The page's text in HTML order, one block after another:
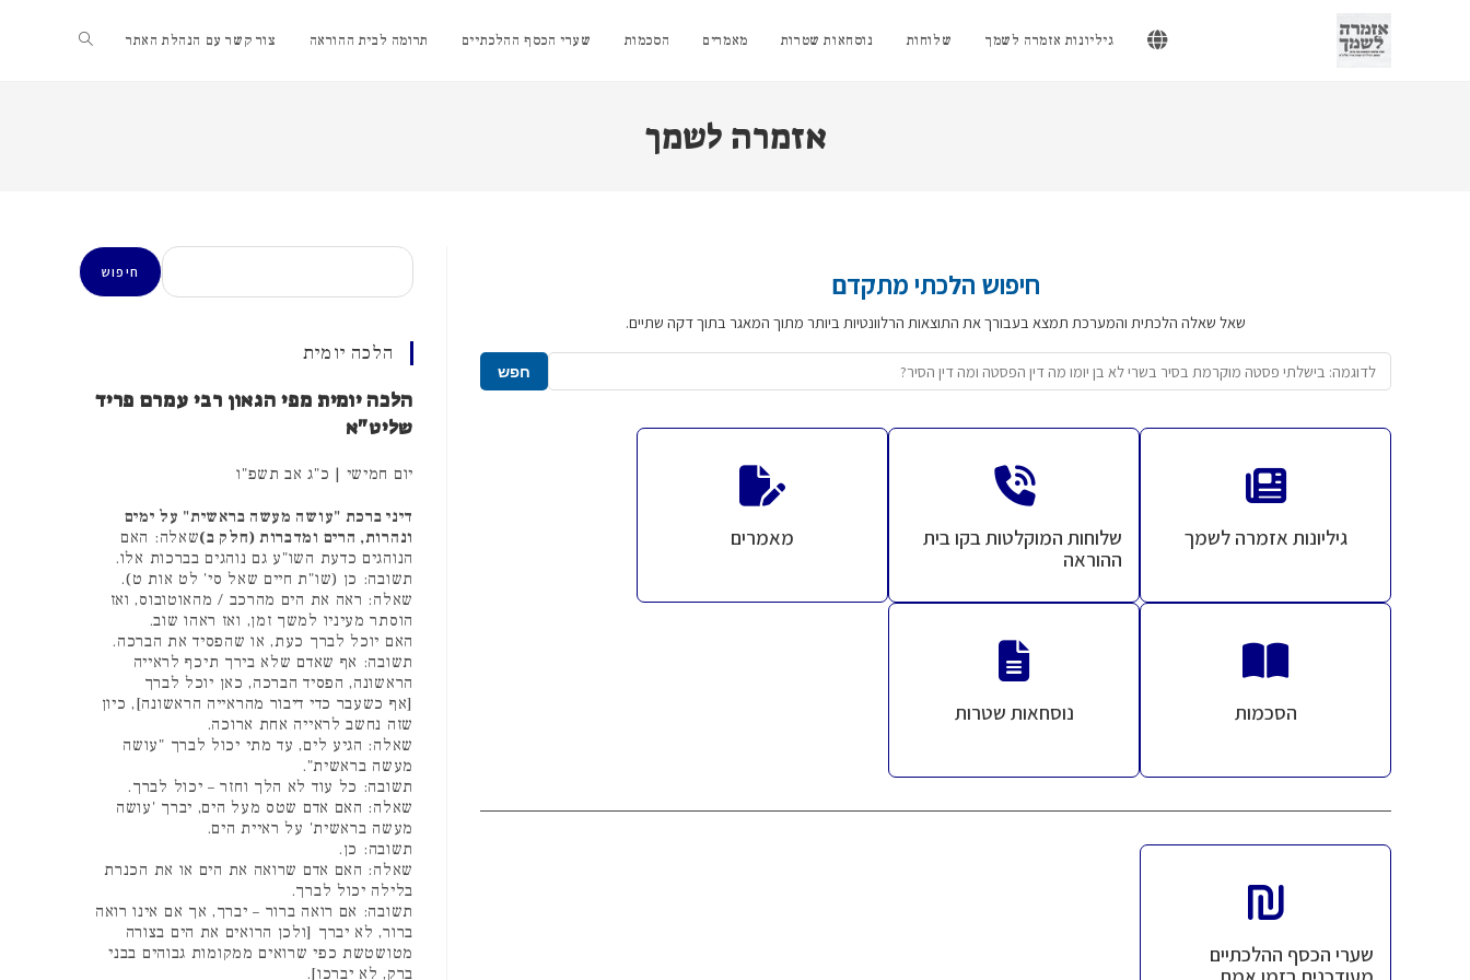
גיליונות אזמרה לשמך שלוחות נוסחאות שטרות מאמרים הסכמות שערי הכסף ההלכתיים תרומה לבית ההוראה צור קשר עם הנהלת האתר Toggle
אזמרה לשמך
גיליונות אזמרה לשמך
שלוחות המוקלטות בקו בית
ההוראה
מאמרים
הסכמות נוסחאות שטרות
שערי הכסף ההלכתיים
חיפוש
חיפוש
הלכה יומית
הלכה יומית מפי הגאון רבי עמרם פריד
שליט"א
יום חמישי | כ"ג אב תשפ"ו
דיני ברכת "עושה מעשה בראשית" על ימים
ונהרות, הרים ומדברות (חלק ב)שאלה: האם
הנוהגים כדעת השו"ע גם נוהגים בברכות אלו.
תשובה: כן (שו"ת חיים שאל סי' לט אות ט).
שאלה: ראה את הים מהרכב / מהאוטובוס, ואז
הוסתר מעיניו למשך זמן, ואז ראהו שוב.
האם יוכל לברך כעת, או שהפסיד את הברכה.
תשובה: אף שאדם שלא בירך תיכף לראייה
הראשונה, הפסיד הברכה, כאן יוכל לברך
[אף כשעבר כדי דיבור מהראייה הראשונה], כיון
שזה נחשב לראייה אחת ארוכה.
שאלה: הגיע לים, עד מתי יכול לברך "עושה
מעשה בראשית".
תשובה: כל עוד לא הלך וחזר – יכול לברך.
שאלה: האם אדם שטס מעל הים, יברך 'עושה
מעשה בראשית' על ראיית הים.
תשובה: כן.
שאלה: האם אדם שרואה את הים או את הכנרת
בלילה יכול לברך.
תשובה: אם רואה ברור – יברך, אך אם אינו רואה
ברור, לא יברך [ולכן הרואים את הים בצורה
מטושטשת כפי שרואים ממקומות גבוהים בבני
ברק, לא יברכו].